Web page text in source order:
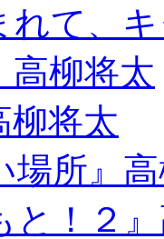
れて、
高柳将太
柳将太
場所』
と！２